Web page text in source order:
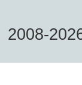
2008-